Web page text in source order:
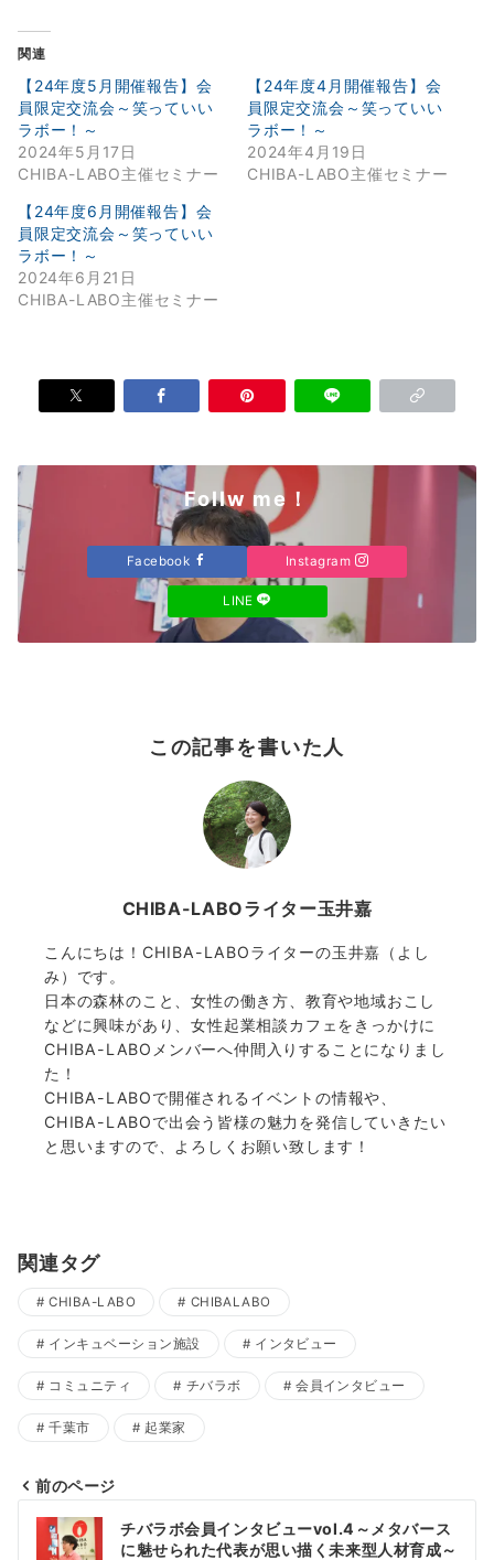
関連
【24年度5月開催報告】会
員限定交流会～笑っていい
ラボー！～
2024年5月17日
CHIBA-LABO主催セミナー
【24年度4月開催報告】会
員限定交流会～笑っていい
ラボー！～
2024年4月19日
CHIBA-LABO主催セミナー
【24年度6月開催報告】会
員限定交流会～笑っていい
ラボー！～
2024年6月21日
CHIBA-LABO主催セミナー
Follw me！
Facebook Instagram
LINE
この記事を書いた人
CHIBA-LABOライター玉井嘉
こんにちは！CHIBA-LABOライターの玉井嘉（よし
み）です。
日本の森林のこと、女性の働き方、教育や地域おこし
などに興味があり、女性起業相談カフェをきっかけに
CHIBA-LABOメンバーへ仲間入りすることになりまし
た！
CHIBA-LABOで開催されるイベントの情報や、
CHIBA-LABOで出会う皆様の魅力を発信していきたい
と思いますので、よろしくお願い致します！
関連タグ
CHIBA-LABO CHIBALABO
インキュベーション施設 インタビュー
コミュニティ チバラボ 会員インタビュー
千葉市 起業家
投
前のページ
チバラボ会員インタビューvol.4～メタバース
に魅せられた代表が思い描く未来型人材育成～